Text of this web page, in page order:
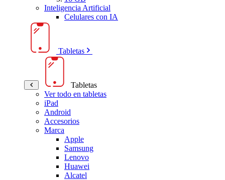
Inteligencia Artificial
Celulares con IA
Tabletas
Tabletas
Ver todo en tabletas
iPad
Android
Accesorios
Marca
Apple
Samsung
Lenovo
Huawei
Alcatel